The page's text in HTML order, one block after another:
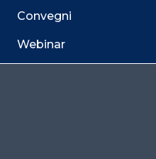
Convegni
Webinar